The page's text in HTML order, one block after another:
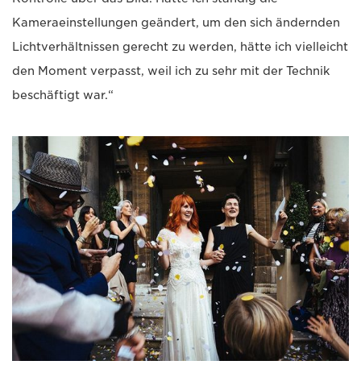
Kameraeinstellungen geändert, um den sich ändernden
Lichtverhältnissen gerecht zu werden, hätte ich vielleicht
den Moment verpasst, weil ich zu sehr mit der Technik
beschäftigt war.“